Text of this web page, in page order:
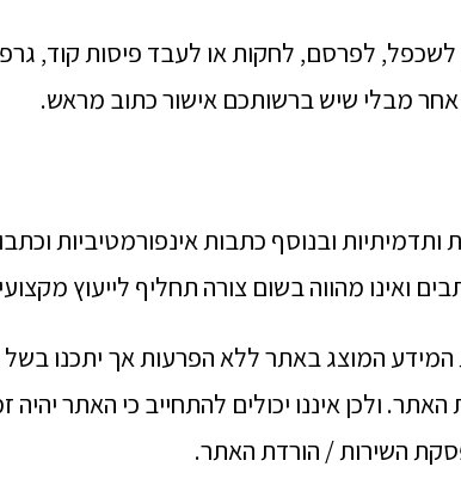
לשכפל, לפרסם, לחקות או לעבד פיסות קוד,
אחר מבלי שיש ברשותכם אישור כתוב מראש.
ותדמיתיות ובנוסף כתבות אינפורמטיביות
ואינו מהווה בשום צורה תחליף לייעוץ
המוצג באתר ללא הפרעות אך יתכנו בשל
ולכן איננו יכולים להתחייב כי האתר יהיה
השירות / הורדת האתר.